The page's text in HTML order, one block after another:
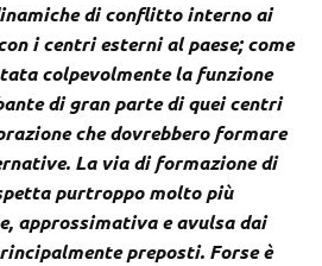
di conflitto interno ai
i centri esterni al paese; come
colpevolmente la funzione
di gran parte di quei centri
che dovrebbero formare
La via di formazione di
purtroppo molto più
approssimativa e avulsa dai
preposti. Forse è